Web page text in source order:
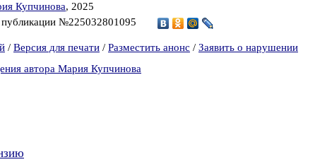
Купчинова, 2025
публикации №225032801095
/ Версия для печати / Разместить анонс / Заявить о нарушении
автора Мария Купчинова